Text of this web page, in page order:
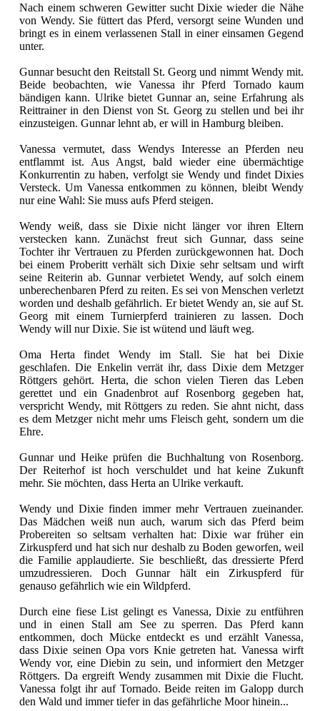
Nach einem schweren Gewitter sucht Dixie wieder die Nähe
von Wendy. Sie füttert das Pferd, versorgt seine Wunden und
bringt es in einem verlassenen Stall in einer einsamen Gegend
unter.
Gunnar besucht den Reitstall St. Georg und nimmt Wendy mit.
Beide beobachten, wie Vanessa ihr Pferd Tornado kaum
bändigen kann. Ulrike bietet Gunnar an, seine Erfahrung als
Reittrainer in den Dienst von St. Georg zu stellen und bei ihr
einzusteigen. Gunnar lehnt ab, er will in Hamburg bleiben.
Vanessa vermutet, dass Wendys Interesse an Pferden neu
entflammt ist. Aus Angst, bald wieder eine übermächtige
Konkurrentin zu haben, verfolgt sie Wendy und findet Dixies
Versteck. Um Vanessa entkommen zu können, bleibt Wendy
nur eine Wahl: Sie muss aufs Pferd steigen.
Wendy weiß, dass sie Dixie nicht länger vor ihren Eltern
verstecken kann. Zunächst freut sich Gunnar, dass seine
Tochter ihr Vertrauen zu Pferden zurückgewonnen hat. Doch
bei einem Proberitt verhält sich Dixie sehr seltsam und wirft
seine Reiterin ab. Gunnar verbietet Wendy, auf solch einem
unberechenbaren Pferd zu reiten. Es sei von Menschen verletzt
worden und deshalb gefährlich. Er bietet Wendy an, sie auf St.
Georg mit einem Turnierpferd trainieren zu lassen. Doch
Wendy will nur Dixie. Sie ist wütend und läuft weg.
Oma Herta findet Wendy im Stall. Sie hat bei Dixie
geschlafen. Die Enkelin verrät ihr, dass Dixie dem Metzger
Röttgers gehört. Herta, die schon vielen Tieren das Leben
gerettet und ein Gnadenbrot auf Rosenborg gegeben hat,
verspricht Wendy, mit Röttgers zu reden. Sie ahnt nicht, dass
es dem Metzger nicht mehr ums Fleisch geht, sondern um die
Ehre.
Gunnar und Heike prüfen die Buchhaltung von Rosenborg.
Der Reiterhof ist hoch verschuldet und hat keine Zukunft
mehr. Sie möchten, dass Herta an Ulrike verkauft.
Wendy und Dixie finden immer mehr Vertrauen zueinander.
Das Mädchen weiß nun auch, warum sich das Pferd beim
Probereiten so seltsam verhalten hat: Dixie war früher ein
Zirkuspferd und hat sich nur deshalb zu Boden geworfen, weil
die Familie applaudierte. Sie beschließt, das dressierte Pferd
umzudressieren. Doch Gunnar hält ein Zirkuspferd für
genauso gefährlich wie ein Wildpferd.
Durch eine fiese List gelingt es Vanessa, Dixie zu entführen
und in einen Stall am See zu sperren. Das Pferd kann
entkommen, doch Mücke entdeckt es und erzählt Vanessa,
dass Dixie seinen Opa vors Knie getreten hat. Vanessa wirft
Wendy vor, eine Diebin zu sein, und informiert den Metzger
Röttgers. Da ergreift Wendy zusammen mit Dixie die Flucht.
Vanessa folgt ihr auf Tornado. Beide reiten im Galopp durch
den Wald und immer tiefer in das gefährliche Moor hinein...